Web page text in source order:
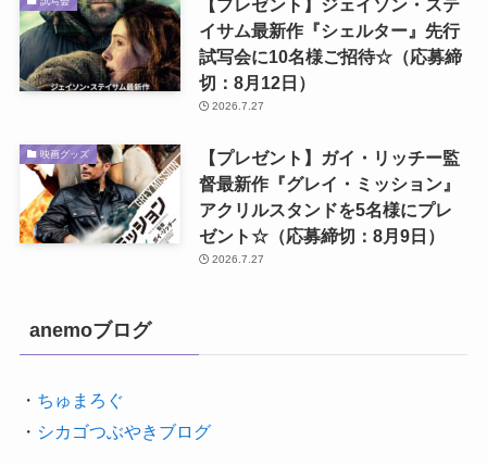
【プレゼント】ジェイソン・ステ
イサム最新作『シェルター』先行
試写会に10名様ご招待☆（応募締
切：8月12日）
2026.7.27
映画グッズ
【プレゼント】ガイ・リッチー監
督最新作『グレイ・ミッション』
アクリルスタンドを5名様にプレ
ゼント☆（応募締切：8月9日）
2026.7.27
anemoブログ
・ ちゅまろぐ
・ シカゴつぶやきブログ